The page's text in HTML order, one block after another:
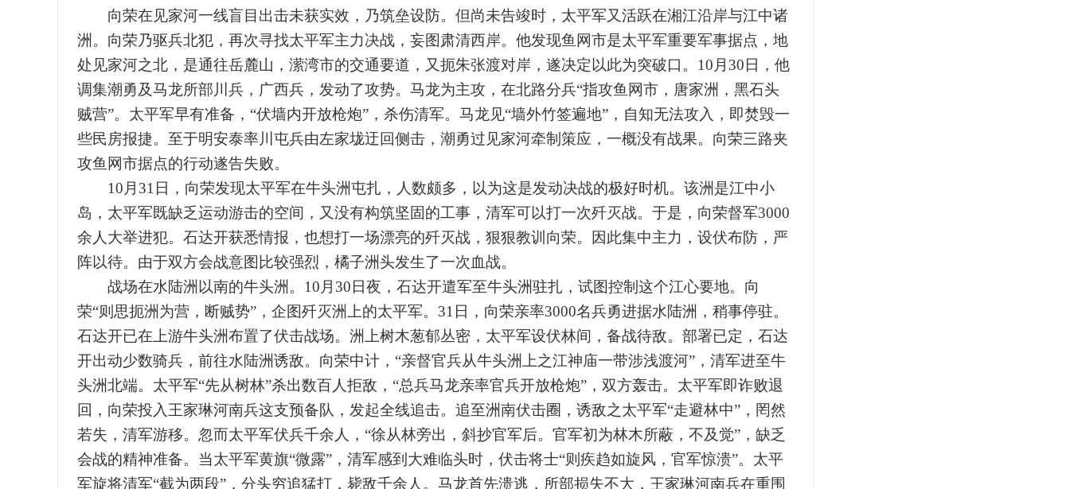
向荣在见家河一线盲目出击未获实效，乃筑垒设防。但尚未告竣时，太平军又活跃在湘江沿岸与江中诸
洲。向荣乃驱兵北犯，再次寻找太平军主力决战，妄图肃清西岸。他发现鱼网市是太平军重要军事据点，地
处见家河之北，是通往岳麓山，潆湾市的交通要道，又扼朱张渡对岸，遂决定以此为突破口。10月30日，他
调集潮勇及马龙所部川兵，广西兵，发动了攻势。马龙为主攻，在北路分兵“指攻鱼网市，唐家洲，黑石头
贼营”。太平军早有准备，“伏墙内开放枪炮”，杀伤清军。马龙见“墙外竹签遍地”，自知无法攻入，即焚毁一
些民房报捷。至于明安泰率川屯兵由左家垅迂回侧击，潮勇过见家河牵制策应，一概没有战果。向荣三路夹
攻鱼网市据点的行动遂告失败。
10月31日，向荣发现太平军在牛头洲屯扎，人数颇多，以为这是发动决战的极好时机。该洲是江中小
岛，太平军既缺乏运动游击的空间，又没有构筑坚固的工事，清军可以打一次歼灭战。于是，向荣督军3000
余人大举进犯。石达开获悉情报，也想打一场漂亮的歼灭战，狠狠教训向荣。因此集中主力，设伏布防，严
阵以待。由于双方会战意图比较强烈，橘子洲头发生了一次血战。
战场在水陆洲以南的牛头洲。10月30日夜，石达开遣军至牛头洲驻扎，试图控制这个江心要地。向
荣“则思扼洲为营，断贼势”，企图歼灭洲上的太平军。31日，向荣亲率3000名兵勇进据水陆洲，稍事停驻。
石达开已在上游牛头洲布置了伏击战场。洲上树木葱郁丛密，太平军设伏林间，备战待敌。部署已定，石达
开出动少数骑兵，前往水陆洲诱敌。向荣中计，“亲督官兵从牛头洲上之江神庙一带涉浅渡河”，清军进至牛
头洲北端。太平军“先从树林”杀出数百人拒敌，“总兵马龙亲率官兵开放枪炮”，双方轰击。太平军即诈败退
回，向荣投入王家琳河南兵这支预备队，发起全线追击。追至洲南伏击圈，诱敌之太平军“走避林中”，罔然
若失，清军游移。忽而太平军伏兵千余人，“徐从林旁出，斜抄官军后。官军初为林木所蔽，不及觉”，缺乏
会战的精神准备。当太平军黄旗“微露”，清军感到大难临头时，伏击将士“则疾趋如旋风，官军惊溃”。太平
军旋将清军“截为两段”，分头穷追猛打，毙敌千余人。马龙首先溃逃，所部损失不大，王家琳河南兵在重围